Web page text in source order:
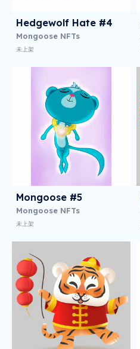
Hedgewolf Hate #4
Mongoose NFTs
未上架
Mongoose #5
Mongoose NFTs
未上架